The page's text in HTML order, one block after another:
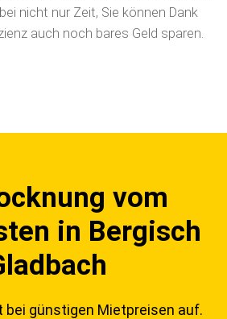
nicht nur Zeit, Sie können Dank
auch noch bares Geld sparen.
vom
in Bergisch
bei günstigen Mietpreisen auf.